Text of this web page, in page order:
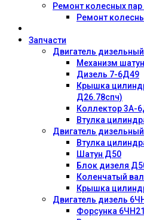
Ремонт колесных пар
Ремонт
Запчасти
Двигатель
Механизм
Дизель 7-6Д49
Крышка
Д26.78спч)
Коллектор 3А-
Втулка
Двигатель
Втулка
Шатун Д50
Блок дизеля
Коленчатый
Крышка
Двигатель дизель
Форсунка